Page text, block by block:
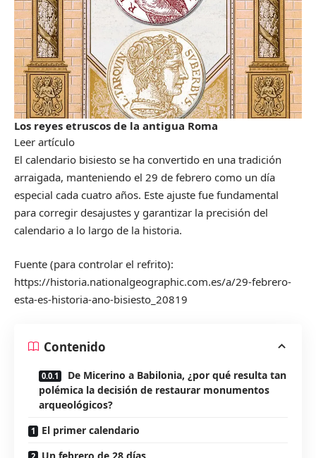
Los reyes etruscos de la antigua Roma
Leer artículo
El calendario bisiesto se ha convertido en una tradición
arraigada, manteniendo el 29 de febrero como un día
especial cada cuatro años. Este ajuste fue fundamental
para corregir desajustes y garantizar la precisión del
calendario a lo largo de la historia.
Fuente (para controlar el refrito):
https://historia.nationalgeographic.com.es/a/29-febrero-
esta-es-historia-ano-bisiesto_20819
Contenido
De Micerino a Babilonia, ¿por qué resulta tan
polémica la decisión de restaurar monumentos
arqueológicos?
El primer calendario